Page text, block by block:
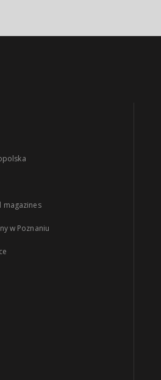
magazines
w Poznaniu